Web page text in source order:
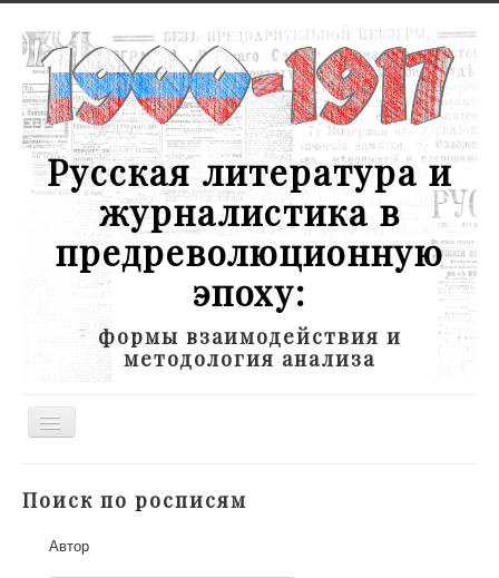
Русская литература и
журналистика в
предреволюционную
эпоху:
формы взаимодействия и
методология анализа
Toggle
Участники
Поиск по росписям
Автор